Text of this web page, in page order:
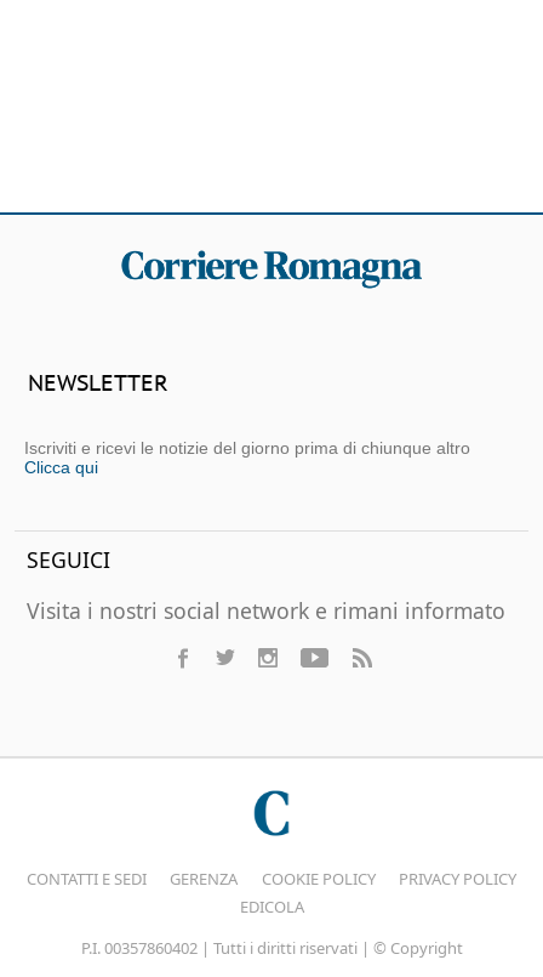
NEWSLETTER
Iscriviti e ricevi le notizie del giorno prima di chiunque altro
Clicca qui
SEGUICI
Visita i nostri social network e rimani informato
CONTATTI E SEDI GERENZA COOKIE POLICY
PRIVACY POLICY
EDICOLA
P.I. 00357860402 | Tutti i diritti riservati | © Copyright